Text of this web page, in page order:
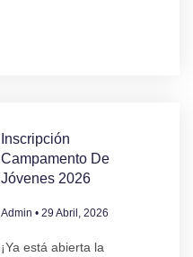
Inscripción
Campamento De
Jóvenes 2026
Admin 29 Abril, 2026
¡Ya está abierta la